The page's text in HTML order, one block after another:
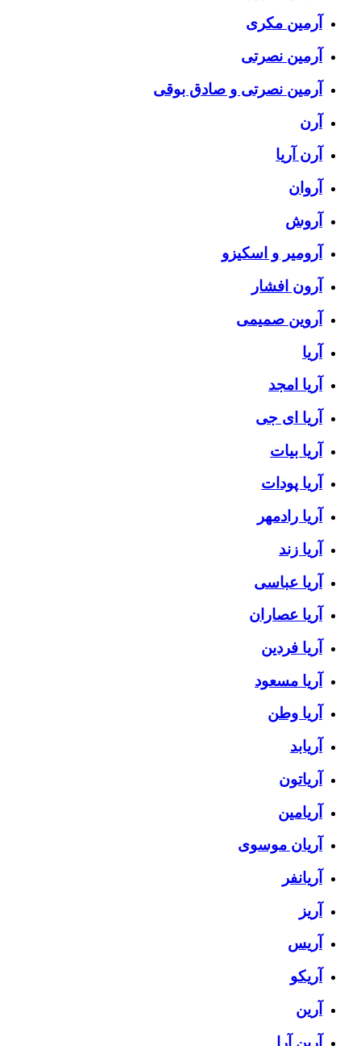
آرمین مکری
آرمین نصرتی
آرمین نصرتی و صادق بوقی
آرن
آرن آریا
آروان
آروش
آرومیر و اسکیزو
آرون افشار
آروین صمیمی
آریا
آریا امجد
آریا ای جی
آریا بیات
آریا پودات
آریا رادمهر
آریا زند
آریا عباسی
آریا عصاران
آریا فردین
آریا مسعود
آریا وطن
آریابد
آریاتون
آریامین
آریان موسوی
آریانفر
آریز
آریس
آریکو
آرین
آرین آرا